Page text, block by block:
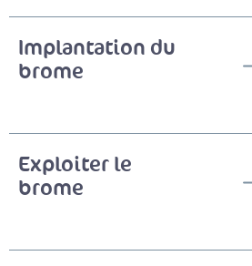
Implantation du
brome
Exploiter le
brome